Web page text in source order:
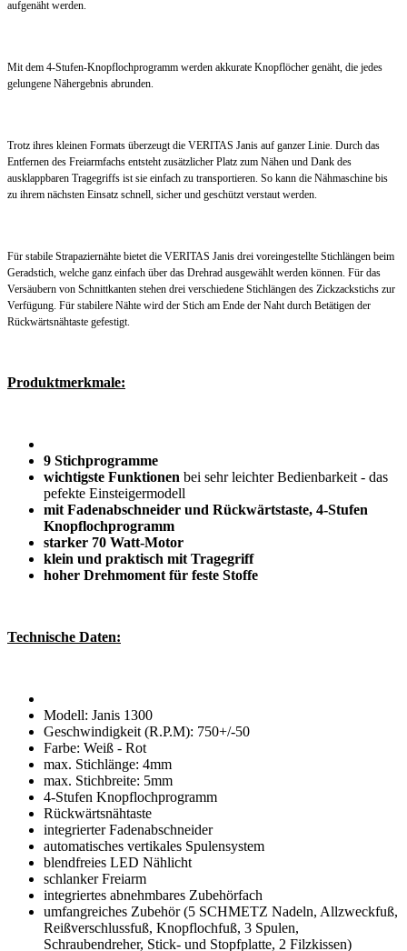
aufgenähtwerden.
Mit dem 4-Stufen-Knopflochprogramm werden akkurate Knopflöcher genäht, die jedes
gelungene Nähergebnis abrunden.
Trotz ihres kleinen Formats überzeugt die VERITAS Janis auf ganzer Linie. Durch das
Entfernen des Freiarmfachs entsteht zusätzlicher Platz zum Nähen und Dank des
ausklappbaren Tragegriffs ist sie einfach zu transportieren. So kann die Nähmaschine bis
zu ihrem nächsten Einsatz schnell, sicher und geschütztverstaut werden.
Für stabile Strapaziernähte bietet die VERITAS Janis drei voreingestellte Stichlängen beim
Geradstich, welche ganz einfach über das Drehrad ausgewähltwerden können. Für das
Versäubern von Schnittkanten stehen drei verschiedene Stichlängen des Zickzackstichs zur
Verfügung. Für stabilere Nähte wird der Stich am Ende der Naht durch Betätigen der
Rückwärtsnähtaste gefestigt.
Produktmerkmale:
9 Stichprogramme
wichtigste Funktionen bei sehr leichter Bedienbarkeit - das
pefekte Einsteigermodell
mit Fadenabschneider und Rückwärtstaste, 4-Stufen
Knopflochprogramm
starker 70 Watt-Motor
klein und praktisch mit Tragegriff
hoher Drehmoment für feste Stoffe
Technische Daten:
Modell: Janis 1300
Geschwindigkeit (R.P.M): 750+/-50
Farbe: Weiß - Rot
max. Stichlänge: 4mm
max. Stichbreite: 5mm
4-Stufen Knopflochprogramm
Rückwärtsnähtaste
integrierter Fadenabschneider
automatisches vertikales Spulensystem
blendfreies LED Nählicht
schlanker Freiarm
integriertes abnehmbares Zubehörfach
umfangreiches Zubehör (5 SCHMETZ Nadeln, Allzweckfuß,
Reißverschlussfuß, Knopflochfuß, 3 Spulen,
Schraubendreher, Stick- und Stopfplatte, 2 Filzkissen)